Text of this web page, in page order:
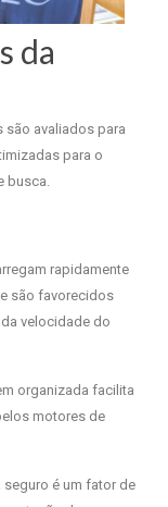
da
são avaliados para
para o
busca.
rapidamente
são favorecidos
velocidade do
organizada facilita
motores de
seguro é um fator de